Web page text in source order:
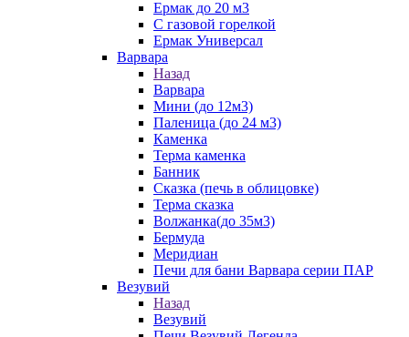
Ермак до 20 м3
С газовой горелкой
Ермак Универсал
Варвара
Назад
Варвара
Мини (до 12м3)
Паленица (до 24 м3)
Каменка
Терма каменка
Банник
Сказка (печь в облицовке)
Терма сказка
Волжанка(до 35м3)
Бермуда
Меридиан
Печи для бани Варвара серии ПАР
Везувий
Назад
Везувий